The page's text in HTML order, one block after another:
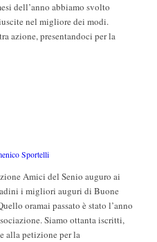
dell’anno abbiamo svolto
nel migliore dei modi.
azione, presentandoci per la
Sportelli
Amici del Senio auguro ai
i migliori auguri di Buone
oramai passato è stato l’anno
Siamo ottanta iscritti,
alla petizione per la